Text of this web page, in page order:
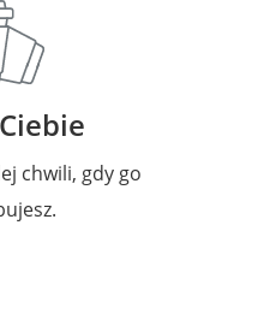
chwili, gdy go